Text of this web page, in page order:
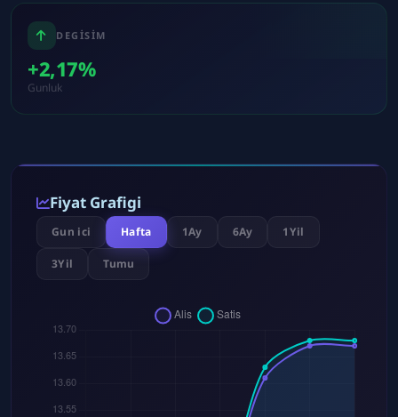
DEGISIM
+2,17%
Gunluk
Fiyat Grafigi
Gun ici Hafta 1Ay 6Ay 1Yil
3Yil Tumu